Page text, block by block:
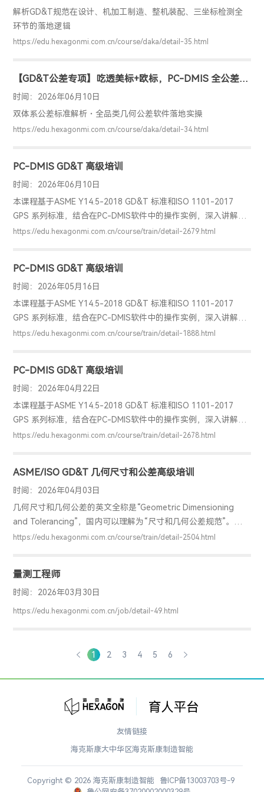
解析GD&T规范在设计、机加工制造、整机装配、三坐标检测全
环节的落地逻辑
https://edu.hexagonmi.com.cn/course/daka/detail-35.html
【GD&T公差专项】吃透美标+欧标，PC-DMIS 全公差类
目（PC-DMIS GD&T高级应用）
时间：2026年06月10日
双体系公差标准解析・全品类几何公差软件落地实操
https://edu.hexagonmi.com.cn/course/daka/detail-34.html
PC-DMIS GD&T 高级培训
时间：2026年06月10日
本课程基于ASME Y14.5-2018 GD&T 标准和ISO 1101-2017
GPS 系列标准，结合在PC-DMIS软件中的操作实例，深入讲解标
准，从概念理解、标准对比、具体软件应用等方面帮助学员掌握
应用GD&T/GPS 标准及在PC-DMIS 软件中的具体实现方式
https://edu.hexagonmi.com.cn/course/train/detail-2679.html
PC-DMIS GD&T 高级培训
时间：2026年05月16日
本课程基于ASME Y14.5-2018 GD&T 标准和ISO 1101-2017
GPS 系列标准，结合在PC-DMIS软件中的操作实例，深入讲解标
准，从概念理解、标准对比、具体软件应用等方面帮助学员掌握
应用GD&T/GPS 标准及在PC-DMIS 软件中的具体实现方式
https://edu.hexagonmi.com.cn/course/train/detail-1888.html
PC-DMIS GD&T 高级培训
时间：2026年04月22日
本课程基于ASME Y14.5-2018 GD&T 标准和ISO 1101-2017
GPS 系列标准，结合在PC-DMIS软件中的操作实例，深入讲解标
准，从概念理解、标准对比、具体软件应用等方面帮助学员掌握
应用GD&T/GPS 标准及在PC-DMIS 软件中的具体实现方式
https://edu.hexagonmi.com.cn/course/train/detail-2678.html
ASME/ISO GD&T 几何尺寸和公差高级培训
时间：2026年04月03日
几何尺寸和几何公差的英文全称是“Geometric Dimensioning
and Tolerancing”，国内可以理解为“尺寸和几何公差规范”。其中
包含尺寸公差和几何公差两部分内容，都是从设计思路、功能实
性很强，所以将有若干实用案例及练习穿插在整个两天的培训
中，这些案例将引导学员剖析GD&T在设计、装配、检测中等等
方面的优点，让学员理解且学会应用GD&T，并深刻的了解GD&T
https://edu.hexagonmi.com.cn/course/train/detail-2504.html
量测工程师
时间：2026年03月30日
https://edu.hexagonmi.com.cn/job/detail-49.html
1 2 3 4 5 6
友情链接
海克斯康大中华区海克斯康制造智能
Copyright © 2026 海克斯康制造智能
鲁ICP备13003703号-9